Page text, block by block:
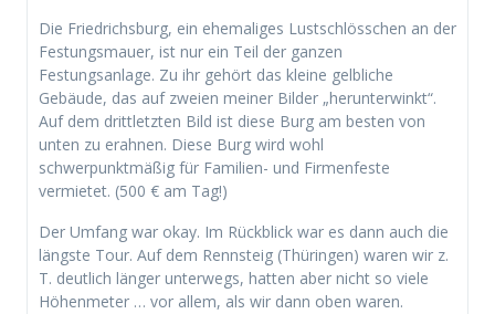
Die Friedrichsburg, ein ehemaliges Lustschlösschen an der
Festungsmauer, ist nur ein Teil der ganzen
Festungsanlage. Zu ihr gehört das kleine gelbliche
Gebäude, das auf zweien meiner Bilder „herunterwinkt“.
Auf dem drittletzten Bild ist diese Burg am besten von
unten zu erahnen. Diese Burg wird wohl
schwerpunktmäßig für Familien- und Firmenfeste
vermietet. (500 € am Tag!)
Der Umfang war okay. Im Rückblick war es dann auch die
längste Tour. Auf dem Rennsteig (Thüringen) waren wir z.
T. deutlich länger unterwegs, hatten aber nicht so viele
Höhenmeter … vor allem, als wir dann oben waren.